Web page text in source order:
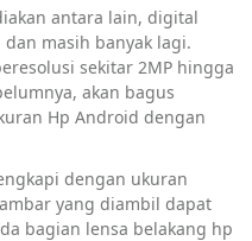
antara lain, digital
dan masih banyak lagi.
sekitar 2MP hingga
akan bagus
Hp Android dengan
dengan ukuran
yang diambil dapat
bagian lensa belakang hp